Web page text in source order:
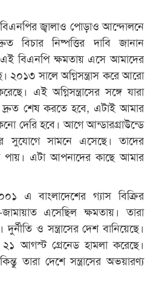
জ্বালাও পোড়াও আন্দোলনে
বিচার নিষ্পত্তির দাবি জানান
এই বিএনপি ক্ষমতায় এসে আমাদের
২০১৩ সালে অগ্নিসন্ত্রাস করে আরো
এই অগ্নিসন্ত্রাসের সঙ্গে যারা
শেষ করতে হবে, এটাই আমার
দেরি হবে। আগে আন্ডারগ্রাউন্ডে
সামনে এসেছে। তাদের
পায়। এটা আপনাদের কাছে আমার
এ বাংলাদেশের গ্যাস বিক্রির
এসেছিল ক্ষমতায়। তারা
ও সন্ত্রাসের দেশ বানিয়েছে।
২১ আগস্ট গ্রেনেড হামলা করেছে।
তারা দেশে সন্ত্রাসের অভয়ারণ্য